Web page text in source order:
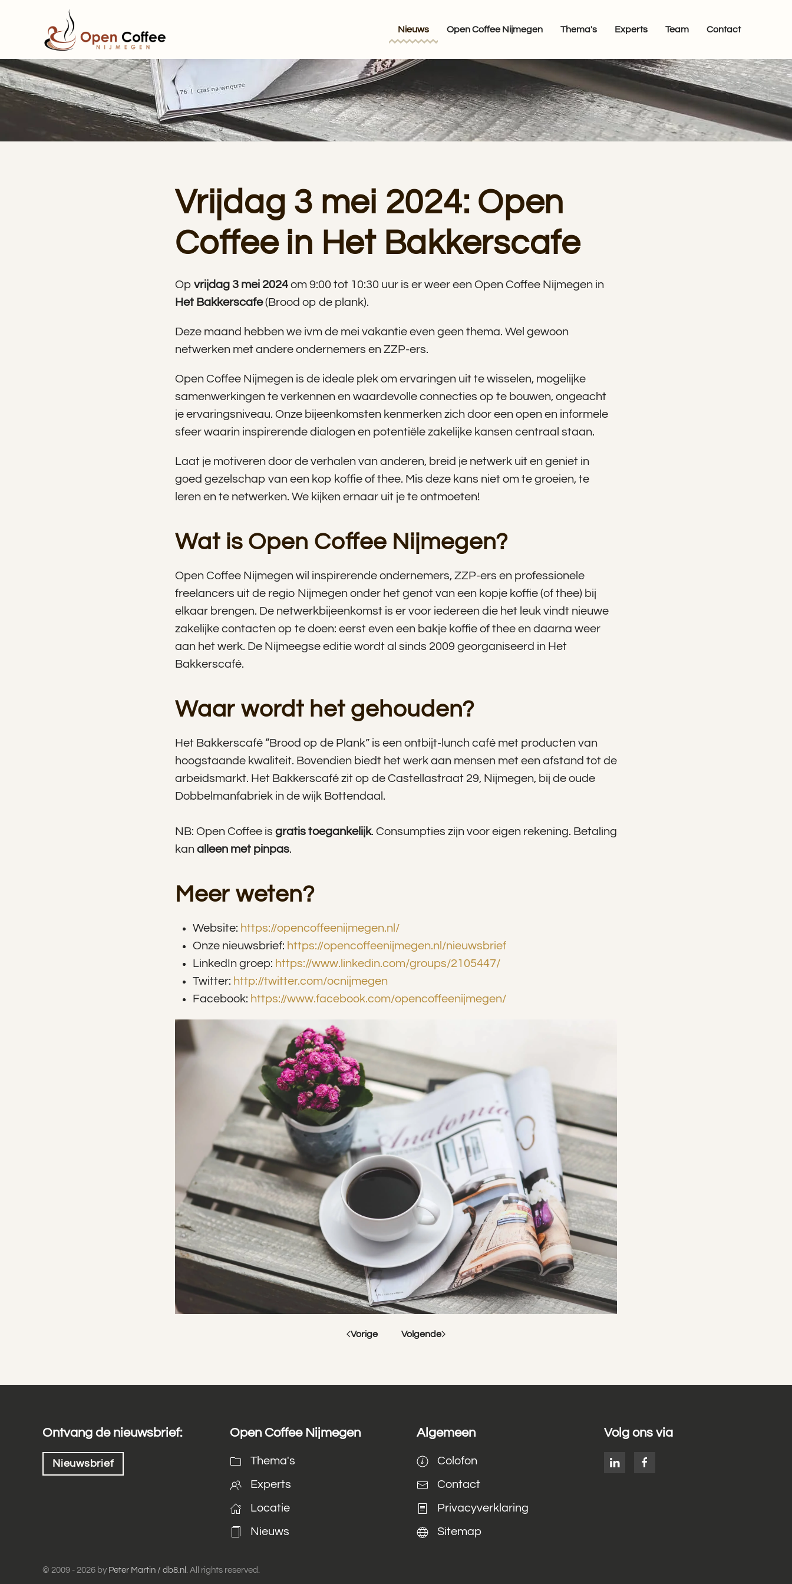
Terug naar hoofdinhoud Nieuws Open Coffee Nijmegen Thema's Experts Team Contact
Vrijdag 3 mei 2024: Open
Coffee in Het Bakkerscafe
Op vrijdag 3 mei 2024 om 9:00 tot 10:30 uur is er weer een Open Coffee Nijmegen in
Het Bakkerscafe(Brood op de plank).
Deze maand hebben we ivm de mei vakantie even geen thema. Wel gewoon
netwerken met andere ondernemers en ZZP-ers.
Open Coffee Nijmegen is de ideale plek om ervaringen uit te wisselen, mogelijke
samenwerkingen te verkennen en waardevolle connecties op te bouwen, ongeacht
je ervaringsniveau. Onze bijeenkomsten kenmerken zich door een open en informele
sfeer waarin inspirerende dialogen en potentiële zakelijke kansen centraal staan.
Laat je motiveren door de verhalen van anderen, breid je netwerk uit en geniet in
goed gezelschap van een kop koffie of thee. Mis deze kans niet om te groeien, te
leren en te netwerken. We kijken ernaar uit je te ontmoeten!
Wat is Open Coffee Nijmegen?
Open Coffee Nijmegen wil inspirerende ondernemers, ZZP-ers en professionele
freelancers uit de regio Nijmegen onder het genot van een kopje koffie (of thee) bij
elkaar brengen. De netwerkbijeenkomst is er voor iedereen die het leuk vindt nieuwe
zakelijke contacten op te doen: eerst even een bakje koffie of thee en daarna weer
aan het werk. De Nijmeegse editie wordt al sinds 2009 georganiseerd in Het
Bakkerscafé.
Waar wordt het gehouden?
Het Bakkerscafé “Brood op de Plank” is een ontbijt-lunch café met producten van
hoogstaande kwaliteit. Bovendien biedt het werk aan mensen met een afstand tot de
arbeidsmarkt. Het Bakkerscafé zit op de Castellastraat 29, Nijmegen, bij de oude
Dobbelmanfabriek in de wijk Bottendaal.
NB: Open Coffee is gratis toegankelijk. Consumpties zijn voor eigen rekening. Betaling
kan alleen met pinpas.
Meer weten?
Website: https://opencoffeenijmegen.nl/
Onze nieuwsbrief: https://opencoffeenijmegen.nl/nieuwsbrief
LinkedIn groep: https://www.linkedin.com/groups/2105447/
Twitter: http://twitter.com/ocnijmegen
Facebook: https://www.facebook.com/opencoffeenijmegen/
Vorige Volgende
Ontvang de nieuwsbrief:
Nieuwsbrief
Open Coffee Nijmegen
Thema's
Experts
Locatie
Nieuws
Algemeen
Colofon
Contact
Privacyverklaring
Sitemap
Volg ons via
© 2009 - 2026 by Peter Martin / db8.nl . All rights reserved.